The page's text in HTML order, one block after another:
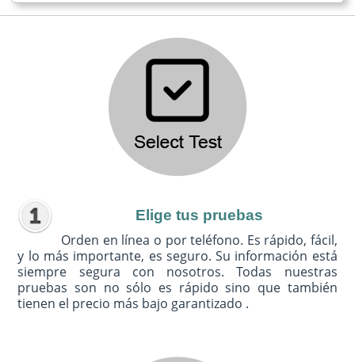
Elige tus pruebas
Orden en línea o por teléfono. Es rápido, fácil,
y lo más importante, es seguro. Su información está
siempre segura con nosotros. Todas nuestras
pruebas son no sólo es rápido sino que también
tienen el precio más bajo garantizado .